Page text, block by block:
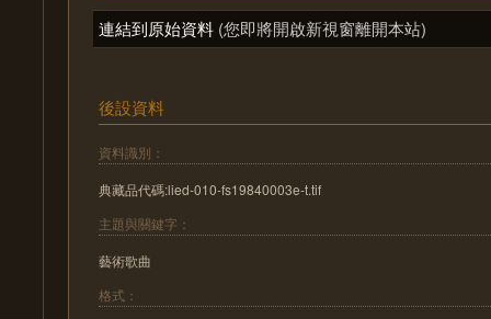
連結到原始資料 (您即將開啟新視窗離開本站)
後設資料
資料識別：
典藏品代碼:lied-010-fs19840003e-t.tif
主題與關鍵字：
藝術歌曲
格式：